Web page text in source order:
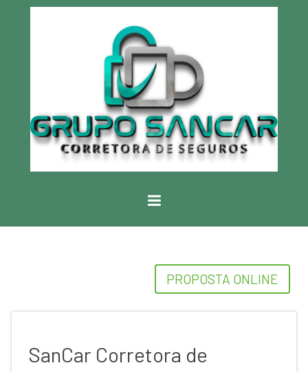
PROPOSTA ONLINE
SanCar Corretora de